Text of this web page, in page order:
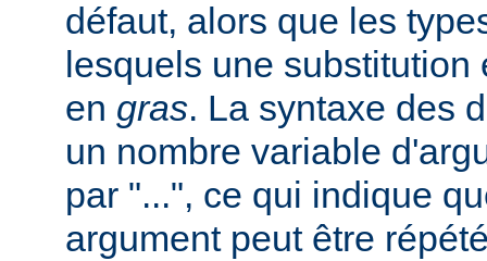
défaut, alors que les
lesquels une substitution
en gras. La syntaxe des
un nombre variable
par "...", ce qui indique
argument peut être